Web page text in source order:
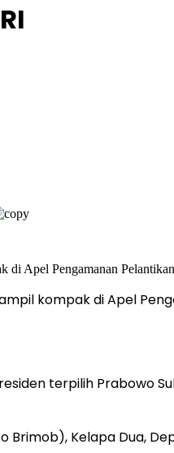
kompak di Apel
terpilih Prabowo
Kelapa Dua,